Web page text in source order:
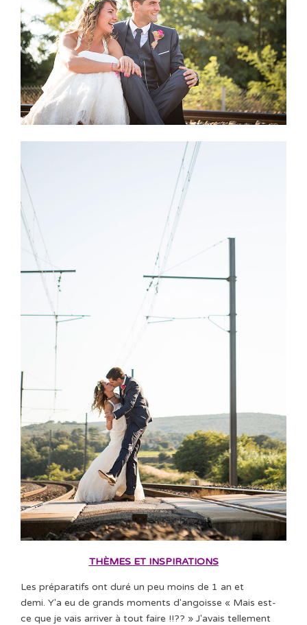
THÈMES ET INSPIRATIONS
Les préparatifs ont duré un peu moins de 1 an et
demi. Y'a eu de grands moments d'angoisse « Mais est-
ce que je vais arriver à tout faire !!?? » J'avais tellement